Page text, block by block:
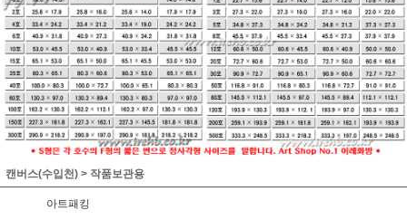
캔버스(수입천) > 작품보관용
아트패킹